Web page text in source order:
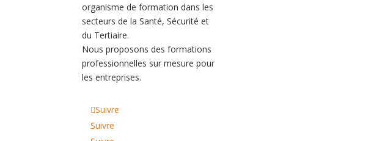
organisme de formation dans les
secteurs de la Santé, Sécurité et
du Tertiaire.
Nous proposons des formations
professionnelles sur mesure pour
les entreprises.
Suivre
Suivre